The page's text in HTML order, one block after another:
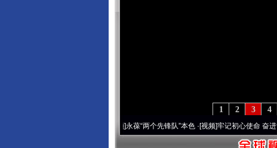
4
3
2
1
永葆“两个先锋队”本色·[视频]牢记初心使命 奋进复兴征程